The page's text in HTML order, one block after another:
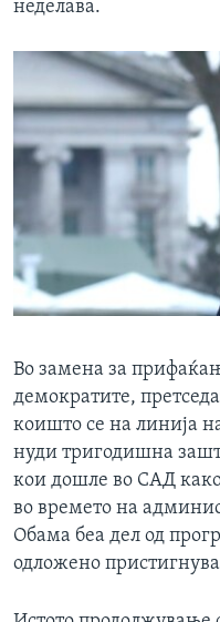
неделава.
Во замена за
демократите,
коишто се на линија
нуди тригодишна
кои дошле во САД
во времето на
Обама беа дел од
одложено